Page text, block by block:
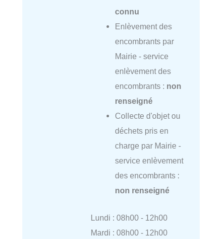
connu
Enlèvement des
encombrants par
Mairie - service
enlèvement des
encombrants : non
renseigné
Collecte d'objet ou
déchets pris en
charge par Mairie -
service enlèvement
des encombrants :
non renseigné
Lundi : 08h00 - 12h00
Mardi : 08h00 - 12h00